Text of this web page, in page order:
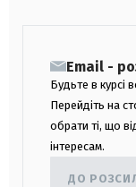
Email -
Будьте в курсі
Перейдіть на
обрати ті, що
інтересам.
ДО